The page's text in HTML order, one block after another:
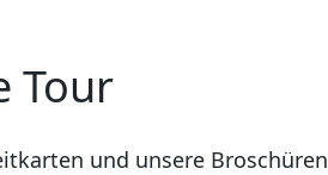
Tour
und unsere Broschüren